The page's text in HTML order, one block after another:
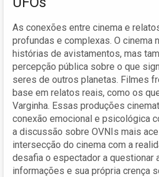
As conexões entre cinema e
profundas e complexas. O cinema
histórias de avistamentos, mas
percepção pública sobre o que
seres de outros planetas. Filmes
base em relatos reais, como os
Varginha. Essas produções
conexão emocional e psicológica
a discussão sobre OVNIs mais
intersecção do cinema com a
desafia o espectador a questionar
informações e sua própria crença